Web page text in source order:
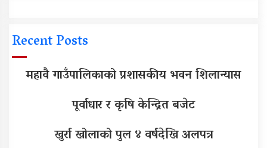
Recent Posts
महावै गाउँपालिकाको प्रशासकीय भवन शिलान्यास
पूर्वाधार र कृषि केन्द्रित बजेट
खुर्रा खोलाको पुल ४ वर्षदेखि अलपत्र